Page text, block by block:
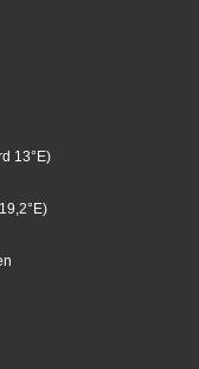
13°E)